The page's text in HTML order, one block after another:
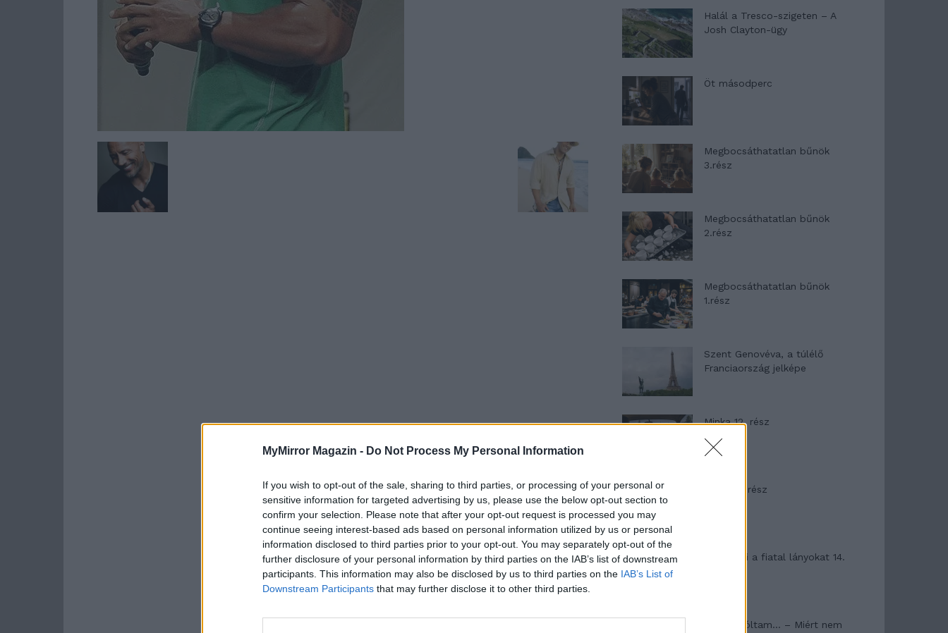
MyMirror Magazin - Do Not Process My Personal Information
If you wish to opt-out of the sale, sharing to third parties, or processing of your personal or
sensitive information for targeted advertising by us, please use the below opt-out section to
confirm your selection. Please note that after your opt-out request is processed you may
continue seeing interest-based ads based on personal information utilized by us or personal
information disclosed to third parties prior to your opt-out. You may separately opt-out of the
further disclosure of your personal information by third parties on the IAB’s list of downstream
participants. This information may also be disclosed by us to third parties on the IAB’s List of
Downstream Participants that may further disclose it to other third parties.
Halál a Tresco-szigeten – A
Josh Clayton-ügy
Öt másodperc
Megbocsáthatatlan bűnök
3.rész
Megbocsáthatatlan bűnök
2.rész
Megbocsáthatatlan bűnök
1.rész
Szent Genovéva, a túlélő
Franciaország jelképe
Minka 12. rész
Minka 11. rész
T. szereti a fiatal lányokat 14.
Pedig szóltam… – Miért nem